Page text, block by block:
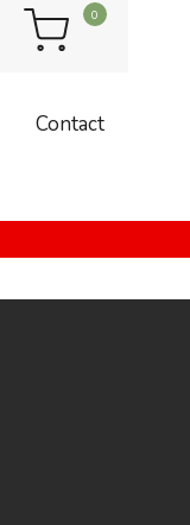
worden na 7
0
Contact